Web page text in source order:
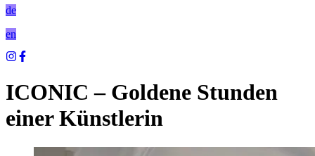
de
en
ICONIC – Goldene Stunden
einer Künstlerin